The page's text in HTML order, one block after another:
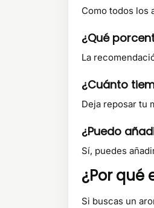
Como todos los
¿Qué
La
¿Cuánto
Deja reposar tu
¿Puedo
Sí, puedes
¿Por qué
Si buscas un